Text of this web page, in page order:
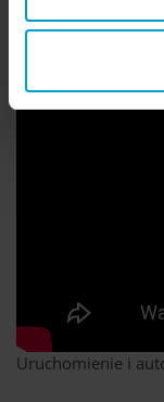
Krotki pzzeglad
Uruchomienie i